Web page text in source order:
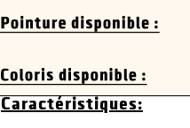
Caractéristiques: